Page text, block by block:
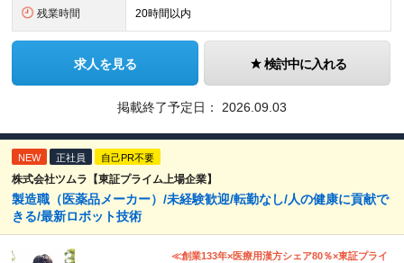
残業時間 20時間以内
求人を見る 検討中に入れる
掲載終了予定日： 2026.09.03
NEW 正社員 自己PR不要
株式会社ツムラ【東証プライム上場企業】
製造職（医薬品メーカー）/未経験歓迎/転勤なし/人の健康に貢献で
きる/最新ロボット技術
≪創業133年×医療用漢方シェア80％×東証プライ